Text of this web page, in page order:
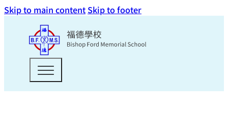
Skip to main content Skip to footer